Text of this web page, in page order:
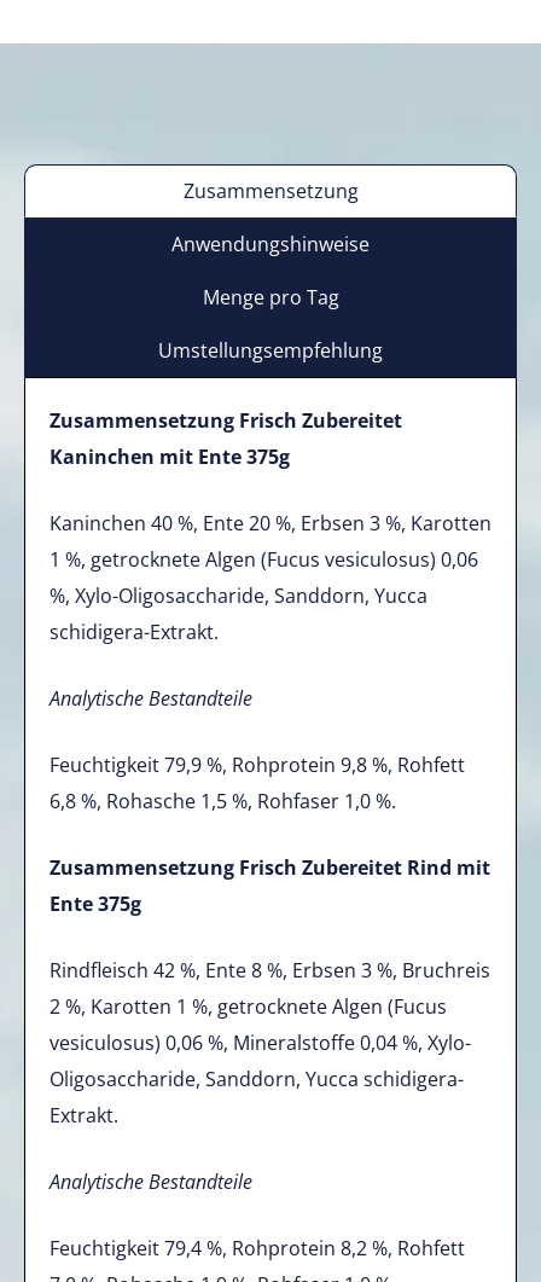
Zusammensetzung
Anwendungshinweise
Menge pro Tag
Umstellungsempfehlung
Zusammensetzung Frisch Zubereitet
Kaninchen mit Ente 375g
Kaninchen 40 %, Ente 20 %, Erbsen 3 %, Karotten
1 %, getrocknete Algen (Fucus vesiculosus) 0,06
%, Xylo-Oligosaccharide, Sanddorn, Yucca
schidigera-Extrakt.
Analytische Bestandteile
Feuchtigkeit 79,9 %, Rohprotein 9,8 %, Rohfett
6,8 %, Rohasche 1,5 %, Rohfaser 1,0 %.
Zusammensetzung Frisch Zubereitet Rind mit
Ente 375g
Rindfleisch 42 %, Ente 8 %, Erbsen 3 %, Bruchreis
2 %, Karotten 1 %, getrocknete Algen (Fucus
vesiculosus) 0,06 %, Mineralstoffe 0,04 %, Xylo-
Oligosaccharide, Sanddorn, Yucca schidigera-
Extrakt.
Analytische Bestandteile
Feuchtigkeit 79,4 %, Rohprotein 8,2 %, Rohfett